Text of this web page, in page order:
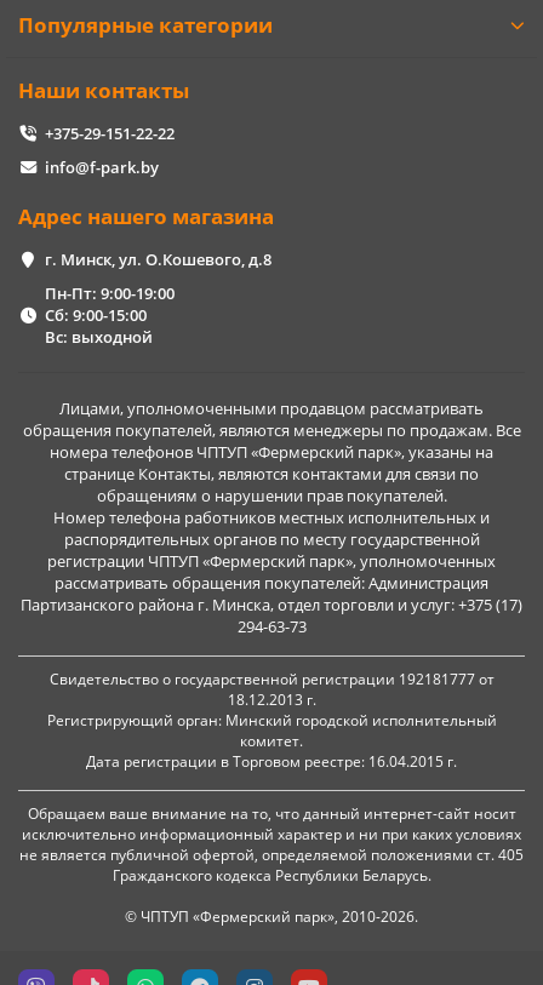
Популярные категории
Наши контакты
+375-29-151-22-22
info@f-park.by
Адрес нашего магазина
г. Минск, ул. О.Кошевого, д.8
Пн-Пт: 9:00-19:00
Сб: 9:00-15:00
Вс: выходной
Лицами, уполномоченными продавцом рассматривать
обращения покупателей, являются менеджеры по продажам. Все
номера телефонов ЧПТУП «Фермерский парк», указаны на
странице Контакты, являются контактами для связи по
обращениям о нарушении прав покупателей.
Номер телефона работников местных исполнительных и
распорядительных органов по месту государственной
регистрации ЧПТУП «Фермерский парк», уполномоченных
рассматривать обращения покупателей: Администрация
Партизанского района г. Минска, отдел торговли и услуг: +375 (17)
294-63-73
Свидетельство о государственной регистрации 192181777 от
18.12.2013 г.
Регистрирующий орган: Минский городской исполнительный
комитет.
Дата регистрации в Торговом реестре: 16.04.2015 г.
Обращаем ваше внимание на то, что данный интернет-сайт носит
исключительно информационный характер и ни при каких условиях
не является публичной офертой, определяемой положениями ст. 405
Гражданского кодекса Республики Беларусь.
© ЧПТУП «Фермерский парк», 2010-2026.